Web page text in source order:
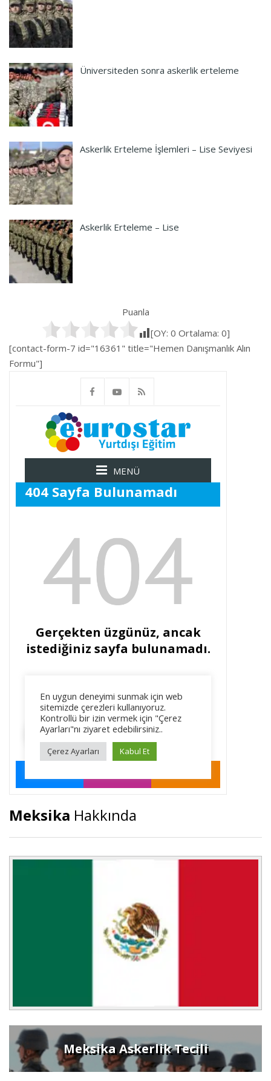
Üniversiteden sonra askerlik erteleme
Askerlik Erteleme İşlemleri – Lise Seviyesi
Askerlik Erteleme – Lise
Puanla
[OY: 0 Ortalama: 0]
[contact-form-7 id="16361" title="Hemen Danışmanlık Alın
Formu"]
Meksika Hakkında
Meksika Askerlik Tecili